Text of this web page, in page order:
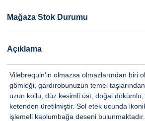
Mağaza Stok Durumu
Açıklama
Vilebrequin'in olmazsa olmazlarından biri
gömleği, gardırobunuzun temel
uzun kollu, düz kesimli üst, doğal
ketenden üretilmiştir. Sol etek ucunda
işlemeli kaplumbağa deseni bulunmaktadır.